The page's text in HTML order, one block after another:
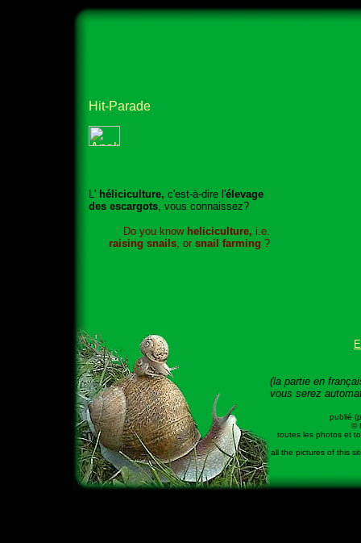
L' héliciculture, c'est-à-dire l'élevage
des escargots, vous connaissez?
Do you know heliciculture, i.e.
raising snails, or snail farming ?
(la partie en
vous serez
publié
©
toutes les photos et
all the pictures of this